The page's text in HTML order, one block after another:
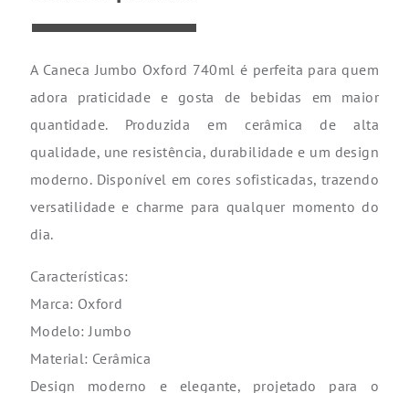
A Caneca Jumbo Oxford 740ml é perfeita para quem
adora praticidade e gosta de bebidas em maior
quantidade. Produzida em cerâmica de alta
qualidade, une resistência, durabilidade e um design
moderno. Disponível em cores sofisticadas, trazendo
versatilidade e charme para qualquer momento do
dia.
Características:
Marca: Oxford
Modelo: Jumbo
Material: Cerâmica
Design moderno e elegante, projetado para o